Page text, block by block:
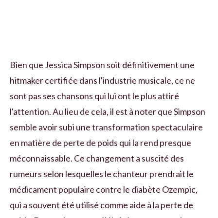
Bien que Jessica Simpson soit définitivement une
hitmaker certifiée dans l'industrie musicale, ce ne
sont pas ses chansons qui lui ont le plus attiré
l'attention. Au lieu de cela, il est à noter que Simpson
semble avoir subi une transformation spectaculaire
en matière de perte de poids qui la rend presque
méconnaissable. Ce changement a suscité des
rumeurs selon lesquelles le chanteur prendrait le
médicament populaire contre le diabète Ozempic,
qui a souvent été utilisé comme aide à la perte de